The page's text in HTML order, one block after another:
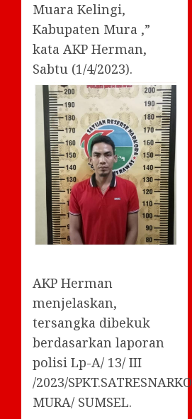
Muara Kelingi,
Kabupaten Mura ,”
kata AKP Herman,
Sabtu (1/4/2023).
AKP Herman
menjelaskan,
tersangka dibekuk
berdasarkan laporan
polisi Lp-A/ 13/ III
/2023/
MURA/ SUMSEL.